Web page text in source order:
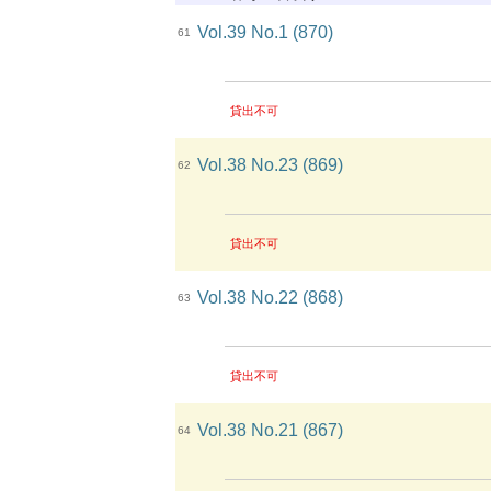
61 Vol.39 No.1 (870)
貸出不可
62 Vol.38 No.23 (869)
貸出不可
63 Vol.38 No.22 (868)
貸出不可
64 Vol.38 No.21 (867)